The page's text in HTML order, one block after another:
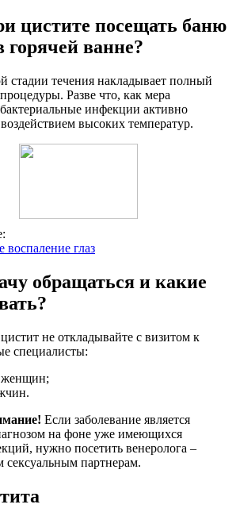
цистите посещать баню
горячей ванне?
стадии течения накладывает полный
Разве что, как мера
инфекции активно
высоких температур.
воспаление глаз
обращаться и какие
не откладывайте с визитом к
специалисты:
женщин;
Если заболевание является
на фоне уже имеющихся
нужно посетить венеролога –
сексуальным партнерам.